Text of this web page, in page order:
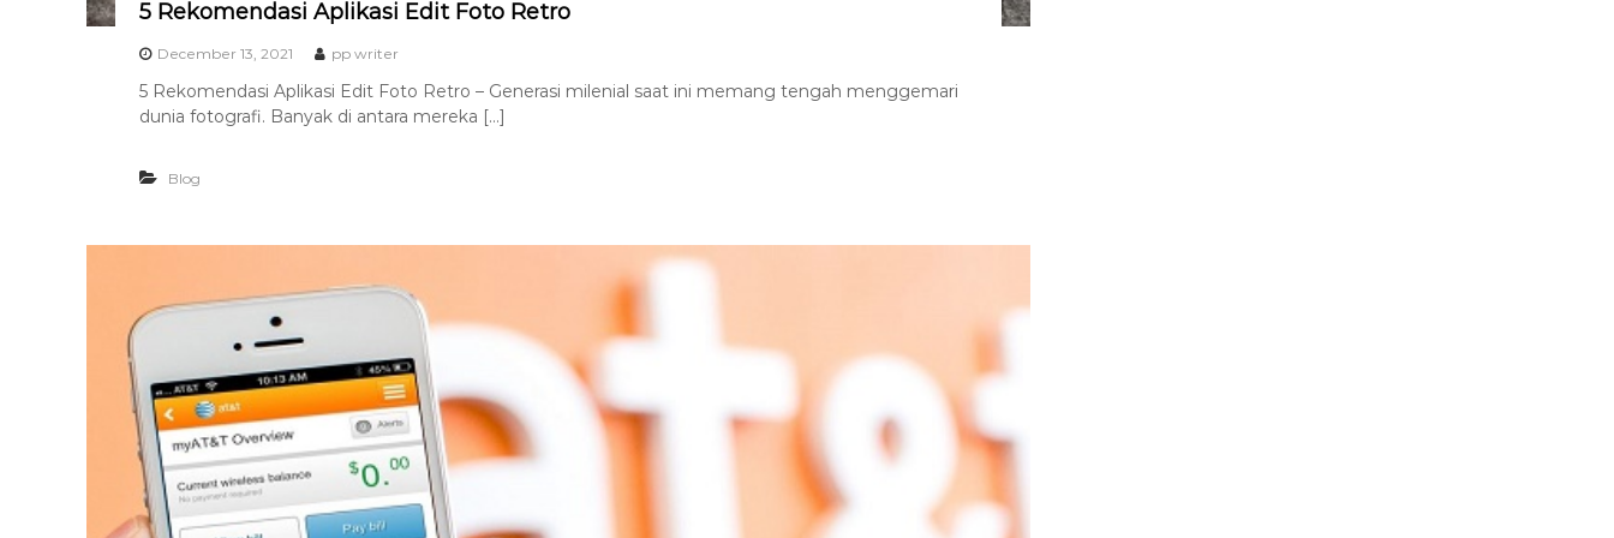
5 Rekomendasi Aplikasi Edit Foto Retro
December 13, 2021 pp writer
5 Rekomendasi Aplikasi Edit Foto Retro – Generasi milenial saat ini memang tengah menggemari
dunia fotografi. Banyak di antara mereka […]
Blog